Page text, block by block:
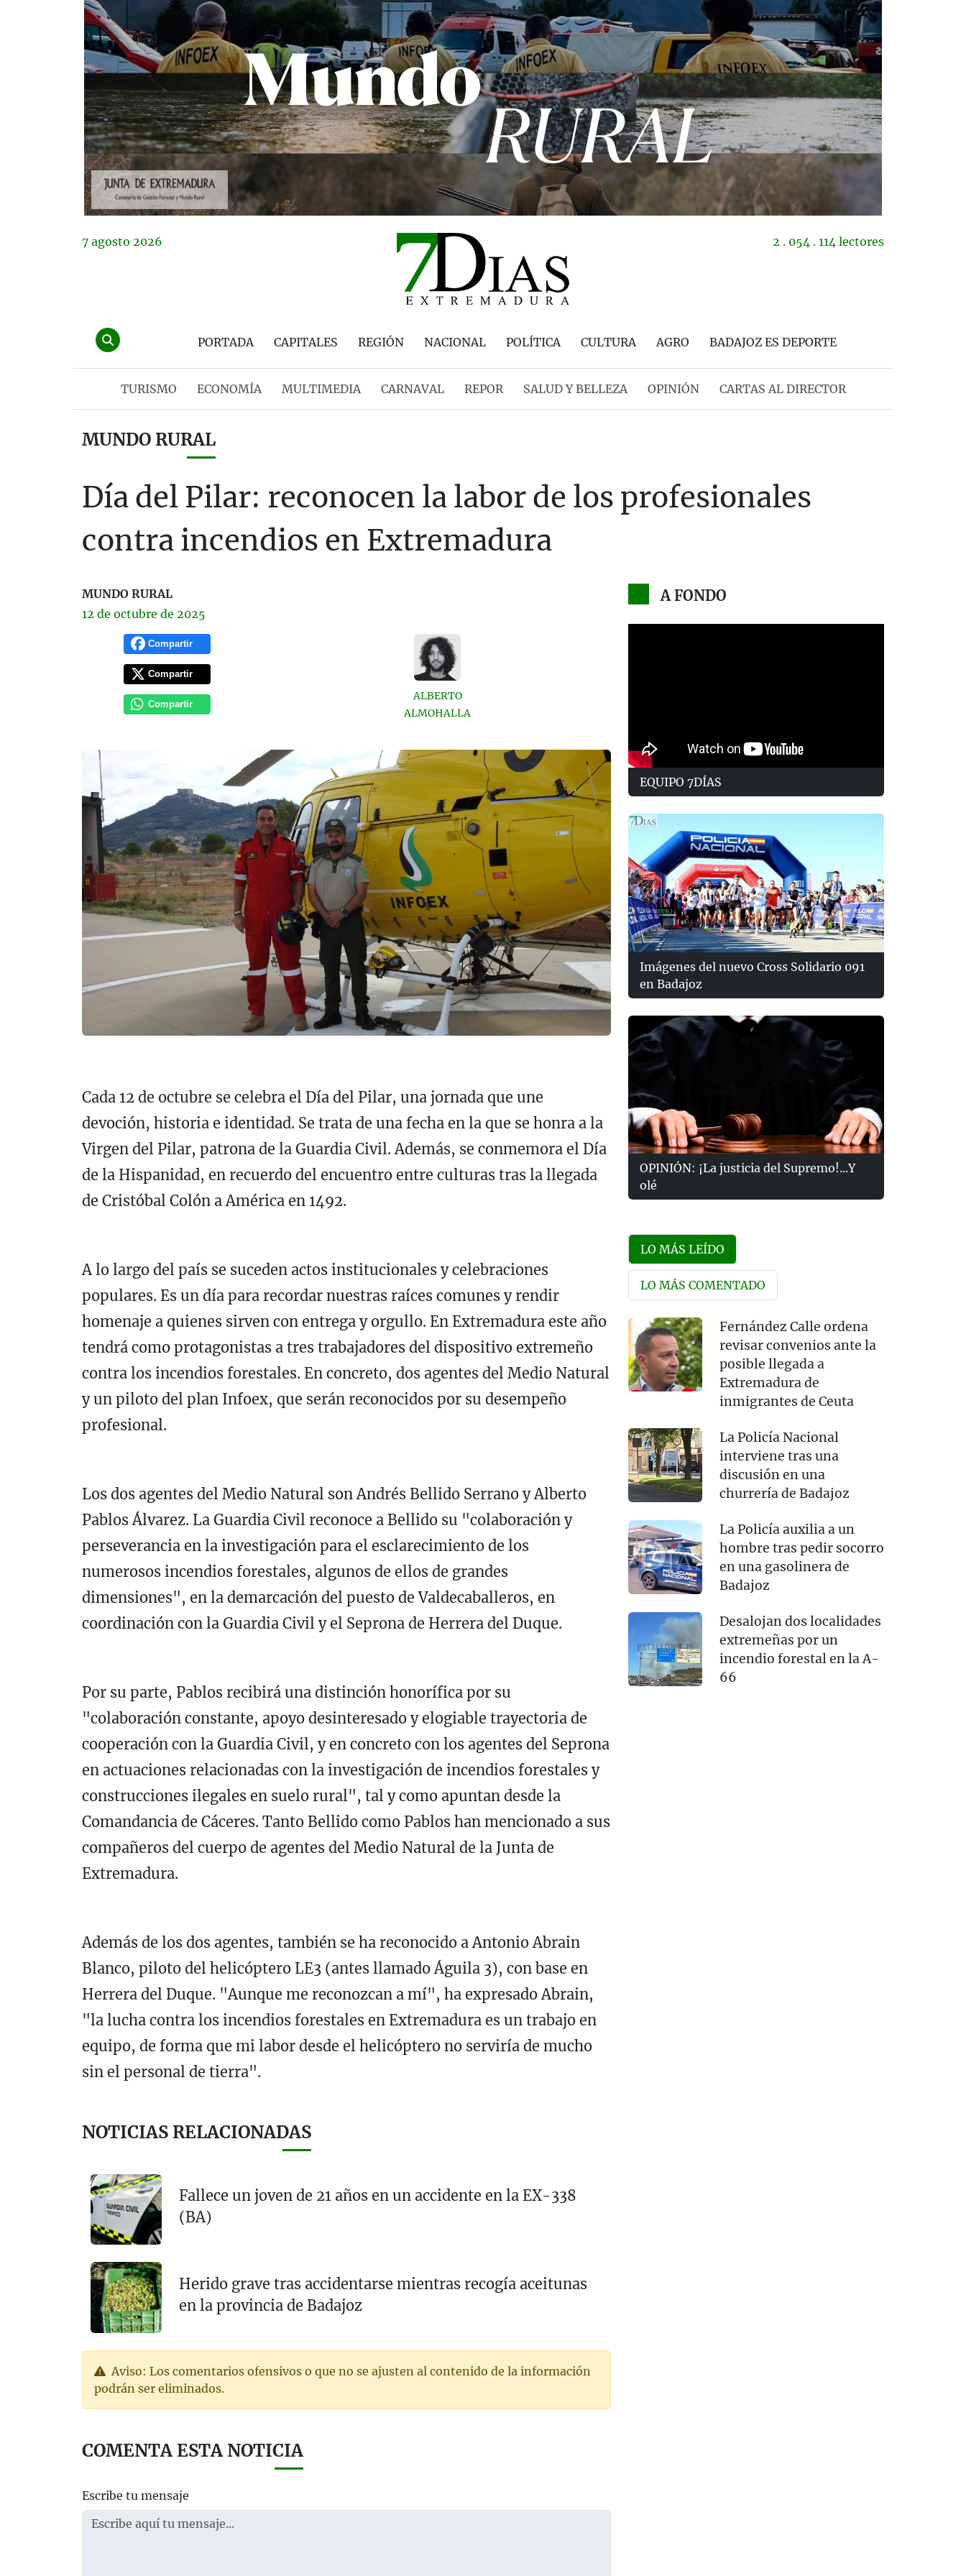
7 agosto 2026 2 . 054 . 114 lectores
PORTADA CAPITALES REGIÓN NACIONAL POLÍTICA CULTURA AGRO BADAJOZ ES DEPORTE
TURISMO ECONOMÍA MULTIMEDIA CARNAVAL REPOR SALUD Y BELLEZA OPINIÓN CARTAS AL DIRECTOR
MUNDO RURAL
Día del Pilar: reconocen la labor de los profesionales
contra incendios en Extremadura
MUNDO RURAL
12 de octubre de 2025
Compartir
Compartir
Compartir
ALBERTO
ALMOHALLA
Cada 12 de octubre se celebra el Día del Pilar, una jornada que une
devoción, historia e identidad. Se trata de una fecha en la que se honra a la
Virgen del Pilar, patrona de la Guardia Civil. Además, se conmemora el Día
de la Hispanidad, en recuerdo del encuentro entre culturas tras la llegada
de Cristóbal Colón a América en 1492.
A lo largo del país se suceden actos institucionales y celebraciones
populares. Es un día para recordar nuestras raíces comunes y rendir
homenaje a quienes sirven con entrega y orgullo. En Extremadura este año
tendrá como protagonistas a tres trabajadores del dispositivo extremeño
contra los incendios forestales. En concreto, dos agentes del Medio Natural
y un piloto del plan Infoex, que serán reconocidos por su desempeño
profesional.
Los dos agentes del Medio Natural son Andrés Bellido Serrano y Alberto
Pablos Álvarez. La Guardia Civil reconoce a Bellido su "colaboración y
perseverancia en la investigación para el esclarecimiento de los
numerosos incendios forestales, algunos de ellos de grandes
dimensiones", en la demarcación del puesto de Valdecaballeros, en
coordinación con la Guardia Civil y el Seprona de Herrera del Duque.
Por su parte, Pablos recibirá una distinción honorífica por su
"colaboración constante, apoyo desinteresado y elogiable trayectoria de
cooperación con la Guardia Civil, y en concreto con los agentes del Seprona
en actuaciones relacionadas con la investigación de incendios forestales y
construcciones ilegales en suelo rural", tal y como apuntan desde la
Comandancia de Cáceres. Tanto Bellido como Pablos han mencionado a sus
compañeros del cuerpo de agentes del Medio Natural de la Junta de
Extremadura.
Además de los dos agentes, también se ha reconocido a Antonio Abrain
Blanco, piloto del helicóptero LE3 (antes llamado Águila 3), con base en
Herrera del Duque. "Aunque me reconozcan a mí", ha expresado Abrain,
"la lucha contra los incendios forestales en Extremadura es un trabajo en
equipo, de forma que mi labor desde el helicóptero no serviría de mucho
sin el personal de tierra".
NOTICIAS RELACIONADAS
Fallece un joven de 21 años en un accidente en la EX-338
(BA)
Herido grave tras accidentarse mientras recogía aceitunas
en la provincia de Badajoz
Aviso: Los comentarios ofensivos o que no se ajusten al contenido de la información
podrán ser eliminados.
COMENTA ESTA NOTICIA
Escribe tu mensaje
A FONDO
EQUIPO 7DÍAS
Imágenes del nuevo Cross Solidario 091
en Badajoz
OPINIÓN: ¡La justicia del Supremo!...Y
olé
LO MÁS LEÍDO
LO MÁS COMENTADO
Fernández Calle ordena
revisar convenios ante la
posible llegada a
Extremadura de
inmigrantes de Ceuta
La Policía Nacional
interviene tras una
discusión en una
churrería de Badajoz
La Policía auxilia a un
hombre tras pedir socorro
en una gasolinera de
Badajoz
Desalojan dos localidades
extremeñas por un
incendio forestal en la A-
66